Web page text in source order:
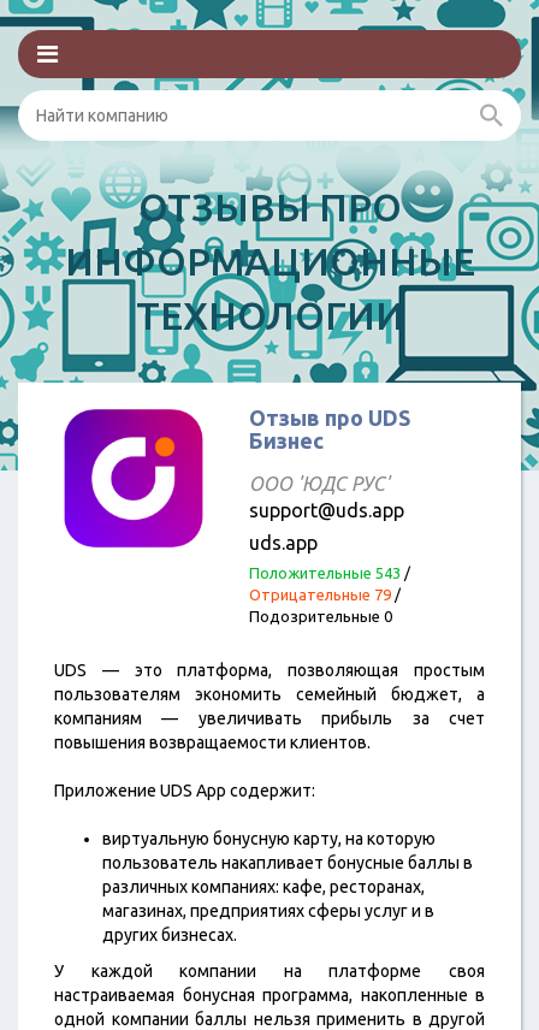
ОТЗЫВЫ ПРО
ИНФОРМАЦИОННЫЕ
ТЕХНОЛОГИИ
Отзыв про UDS
Бизнес
ООО 'ЮДС РУС'
support@uds.app
uds.app
Положительные 543 /
Отрицательные 79/
Подозрительные 0
UDS — это платформа, позволяющая простым
пользователям экономить семейный бюджет, а
компаниям — увеличивать прибыль за счет
повышения возвращаемости клиентов.
Приложение UDS App содержит:
виртуальную бонусную карту, на которую
пользователь накапливает бонусные баллы в
различных компаниях: кафе, ресторанах,
магазинах, предприятиях сферы услуг и в
других бизнесах.
У каждой компании на платформе своя
настраиваемая бонусная программа, накопленные в
одной компании баллы нельзя применить в другой